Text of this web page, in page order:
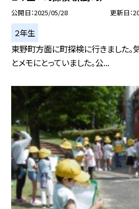
公開日 2025/05/28 更新日
２年生
東野町方面に町探検に行きました。
とメモにとっていました。公...